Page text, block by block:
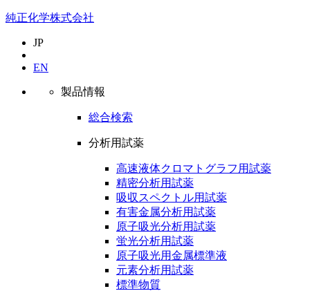
純正化学株式会社
JP
EN
製品情報
総合検索
分析用試薬
高速液体クロマトグラフ用試薬
精密分析用試薬
吸収スペクトル用試薬
有害金属分析用試薬
原子吸光分析用試薬
蛍光分析用試薬
原子吸光用金属標準液
元素分析用試薬
標準物質